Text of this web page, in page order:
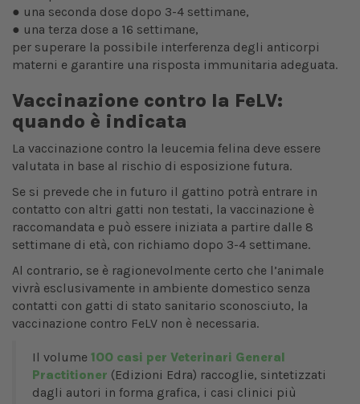
● una seconda dose dopo 3-4 settimane,
● una terza dose a 16 settimane,
per superare la possibile interferenza degli anticorpi
materni e garantire una risposta immunitaria adeguata.
Vaccinazione contro la FeLV:
quando è indicata
La vaccinazione contro la leucemia felina deve essere
valutata in base al rischio di esposizione futura.
Se si prevede che in futuro il gattino potrà entrare in
contatto con altri gatti non testati, la vaccinazione è
raccomandata e può essere iniziata a partire dalle 8
settimane di età, con richiamo dopo 3-4 settimane.
Al contrario, se è ragionevolmente certo che l’animale
vivrà esclusivamente in ambiente domestico senza
contatti con gatti di stato sanitario sconosciuto, la
vaccinazione contro FeLV non è necessaria.
Il volume 100 casi per Veterinari General
Practitioner (Edizioni Edra) raccoglie, sintetizzati
dagli autori in forma grafica, i casi clinici più